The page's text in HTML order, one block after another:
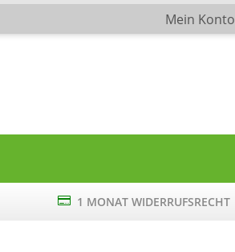
Mein Konto
 1 MONAT WIDERRUFSRECHT